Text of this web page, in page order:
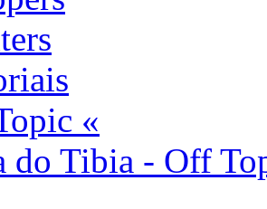
«
do Tibia - Off